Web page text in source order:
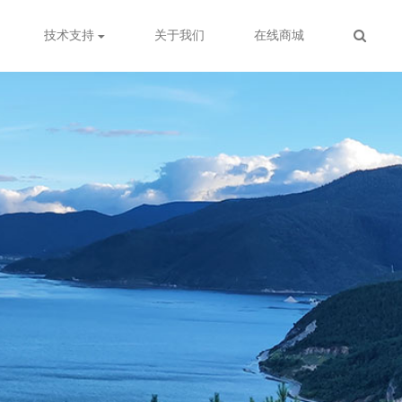
技术支持 关于我们 在线商城